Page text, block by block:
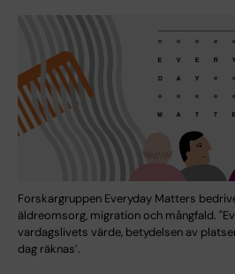
Forskargruppen Everyday Matters
äldreomsorg, migration och mångfald.
vardagslivets värde, betydelsen av
dag räknas’.